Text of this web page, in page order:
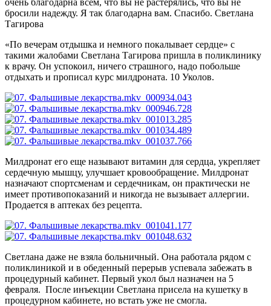
бросили надежду. Я так благодарна вам. Спасибо. Светлана
Тагирова
«По вечерам отдышка и немного покалывает сердце» с
такими жалобами Светлана Тагирова пришла в поликлинику
к врачу. Он успокоил, ничего страшного, надо побольше
отдыхать и прописал курс милдроната. 10 Уколов.
Милдронат его еще называют витамин для сердца, укрепляет
сердечную мышцу, улучшает кровообращение. Милдронат
назначают спортсменам и сердечникам, он практически не
имеет противопоказаний и никогда не вызывает аллергии.
Продается в аптеках без рецепта.
Светлана даже не взяла больничный. Она работала рядом с
поликлиникой и в обеденный перерыв успевала забежать в
процедурный кабинет. Первый укол был назначен на 5
февраля. После инъекции Светлана присела на кушетку в
процедурном кабинете, но встать уже не смогла.